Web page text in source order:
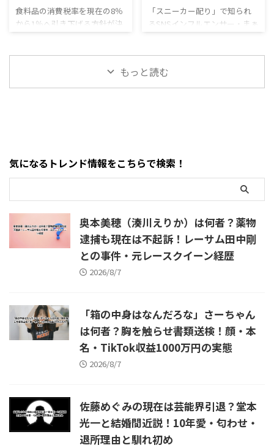
2025年9月30日をもってスター
ダストプロモーションとの契
では長年支えてくれた人への感
謝を伝えた一方、今後も女優
れました。 わずか数週間前に
は、福岡県うきは市でも収穫
約200万円相当が盗まれ、被害
農家が2年連続の盗難を理由に
げしない？「減税分を
利益に」が炎上する理
響
食料品の消費税率を現在の8％
から1％へ引き下げる方針が決
まり、「いつから安くなる？」
まっています。 政府は2026年8
月5日、飲食料品の消費税率を
ました。 東京の弁当店などか
ら、 「値下げはしません」
益にしたい」 という趣旨の声
が報じられたのです。元記事で
は、食材費や容器代の高騰で ...
を脅迫し謝罪！殺害予
告騒動とみなちゃんと
「スニーカー配り」で知られ
るSNSインフルエンサー・まぁ
くんが、韓国の人気ボーイズ
と、その家族を標的にするよう
なInstagramストーリーを投稿
を投稿したうえ、「先ずは日
本の家族から」など家族への
危害を連想させる表現や、家
族に関する情報をDMで求める
趣旨の投稿を行ったと報じら
れました。 こ ...
もっと読む
気になるトレンド情報をこちらで検索！
奥本美穂（湊川えりか）は何者？薬物
逮捕も現在は不起訴！レーサム田中剛
との事件・元レースクイーン経歴
2026/8/7
「箱の中身はなんだろな」さーちゃん
は何者？胸を触らせ書類送検！顔・本
名・TikTok収益1000万円の実態
2026/8/7
佐藤めぐみの現在は芸能界引退？堂本
光一と結婚間近説！10年愛・匂わせ・
退所理由と馴れ初め